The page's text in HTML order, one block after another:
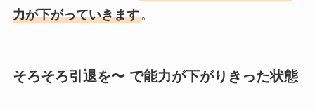
力が下がっていきます。
そろそろ引退を〜 で能力が下がりきった状態